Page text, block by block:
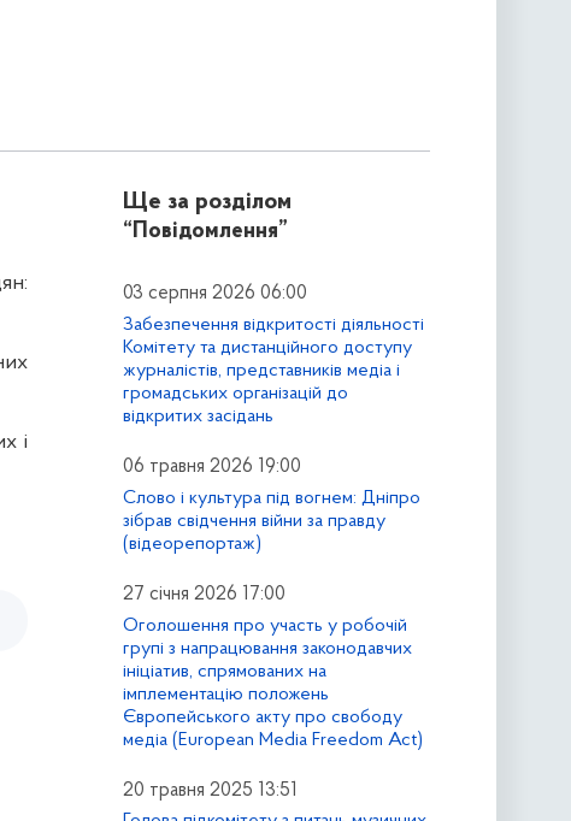
і
Ще за розділом
“Повідомлення”
03 серпня 2026 06:00
Забезпечення відкритості діяльності
Комітету та дистанційного доступу
журналістів, представників медіа і
громадських організацій до
відкритих засідань
06 травня 2026 19:00
Слово і культура під вогнем: Дніпро
зібрав свідчення війни за правду
(відеорепортаж)
27 січня 2026 17:00
Оголошення про участь у робочій
групі з напрацювання законодавчих
ініціатив, спрямованих на
імплементацію положень
Європейського акту про свободу
медіа (European Media Freedom Act)
20 травня 2025 13:51